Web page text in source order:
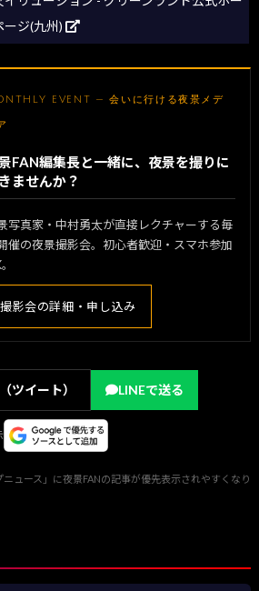
ージ(九州)
EVENT — 会いに行ける夜景メデ
FAN編集長と一緒に、夜景を撮りに
ませんか？
写真家・中村勇太が直接レクチャーする毎
催の夜景撮影会。初心者歓迎・スマホ参加
撮影会の詳細・申し込み
ツイート） LINEで送る
ュース」に夜景FANの記事が優先表示されやすくなり